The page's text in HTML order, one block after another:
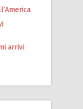
arrivi